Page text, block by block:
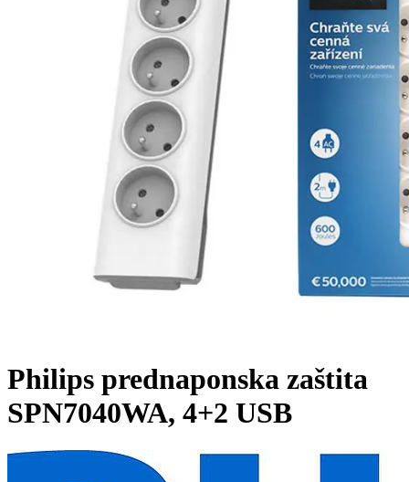
Philips prednaponska zaštita
SPN7040WA, 4+2 USB